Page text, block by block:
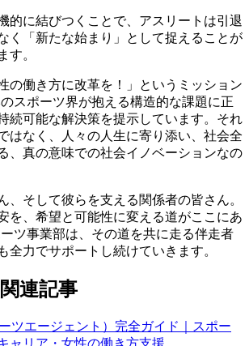
的に結びつくことで、アスリートは引退
く「新たな始まり」として捉えることが
す。
の働き方に改革を！」というミッション
スポーツ界が抱える構造的な課題に正
続可能な解決策を提示しています。それ
はなく、人々の人生に寄り添い、社会全
、真の意味での社会イノベーションなの
、そして彼らを支える関係者の皆さん。
を、希望と可能性に変える道がここにあ
ツ事業部は、その道を共に走る伴走者
全力でサポートし続けていきます。
連記事
ツエージェント）完全ガイド｜スポー
ャリア・女性の働き方支援